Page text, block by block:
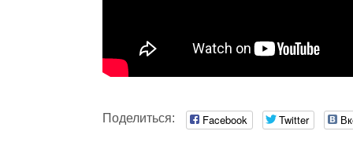
Поделиться: Facebook Twitter